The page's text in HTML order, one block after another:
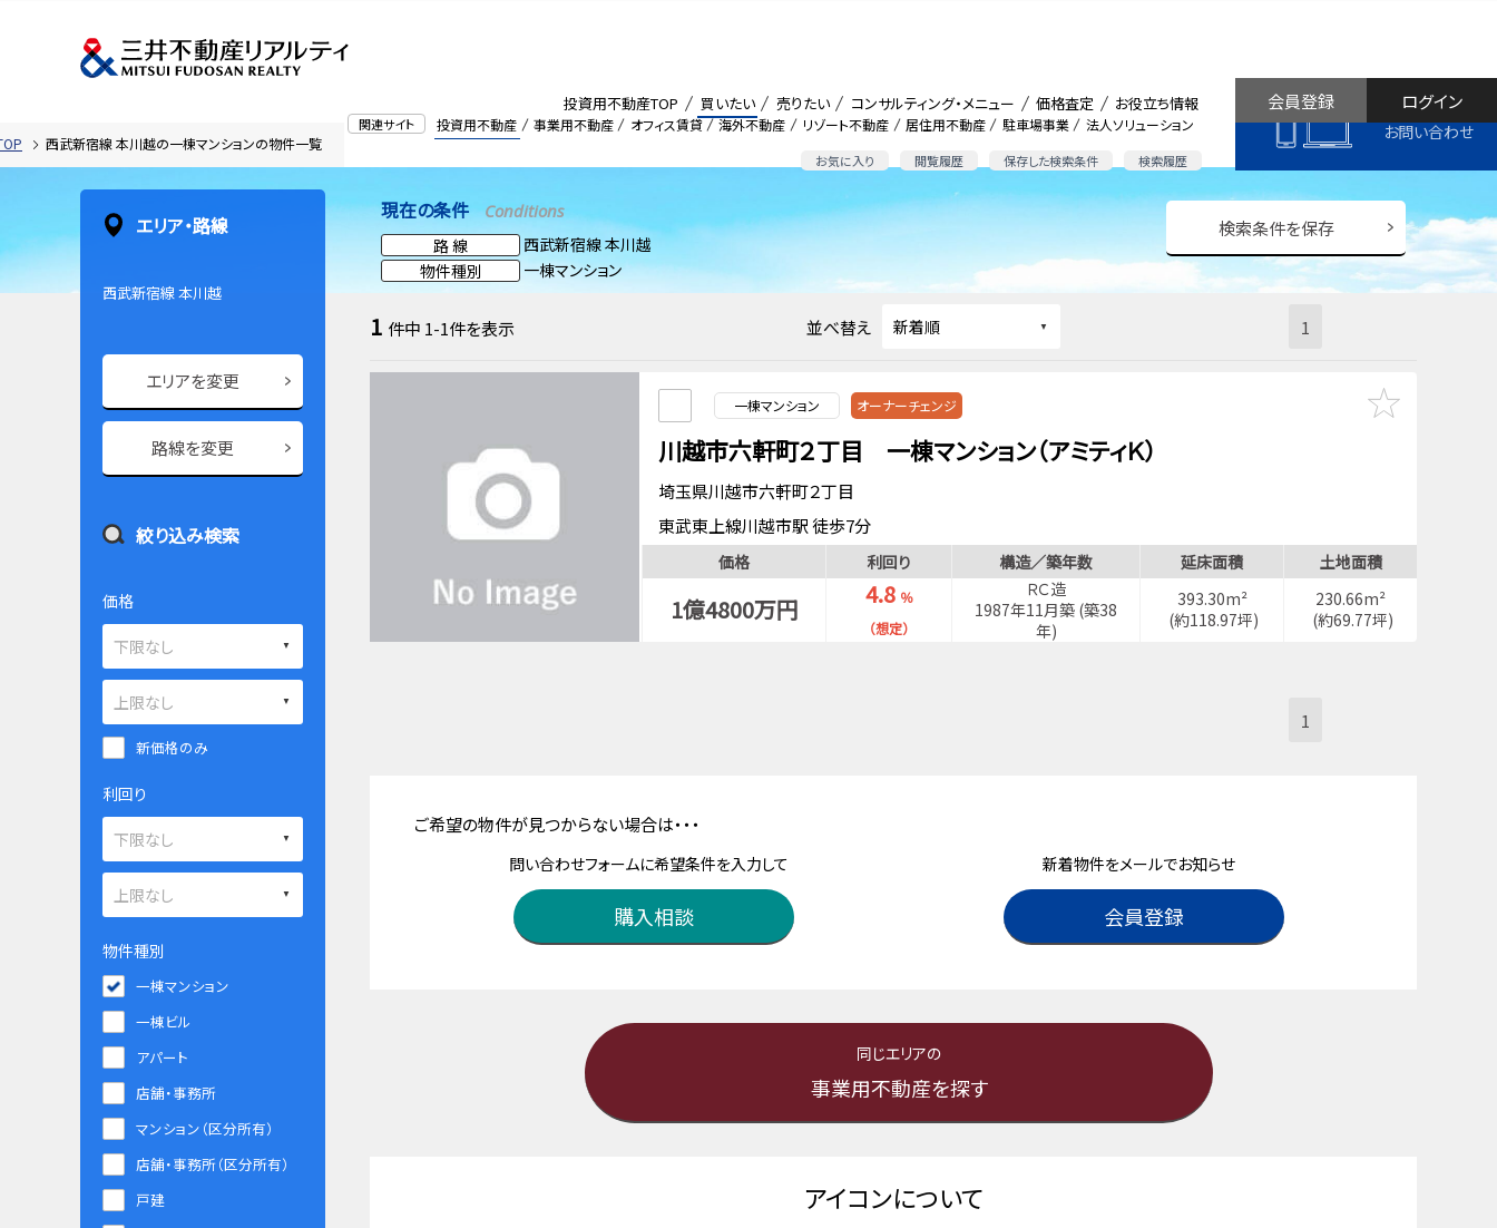
関連サイト 投資用不動産 事業用不動産 オフィス賃貸 海外不動産 リゾート不動産 居住用不動産 駐車場事業 法人ソリューション
お気に入り 閲覧履歴 保存した検索条件 検索履歴
投資用不動産TOP 買いたい 売りたい コンサルティング・メニュー 価格査定 お役立ち情報
お問い合わせ
ログイン
会員登録
西武新宿線 本川越の一棟マンションの物件一覧
現在の条件 Conditions
路 線
西武新宿線 本川越
物件種別
一棟マンション
検索条件を保存
1 件中 1-1件を表示 並べ替え 1
一棟マンション オーナーチェンジ
川越市六軒町２丁目 一棟マンション（アミティＫ）
埼玉県川越市六軒町２丁目
東武東上線川越市駅 徒歩7分
西武新宿線本川越駅 徒歩11分
価格 利回り 構造／築年数 延床面積 土地面積
1億4800万円 4.8 ％
（想定）
ＲＣ造
1987年11月築 (築38
年)
393.30m²
(約118.97坪)
230.66m²
(約69.77坪)
1
ご希望の物件が見つからない場合は・・・
問い合わせフォームに希望条件を入力して
購入相談
新着物件をメールでお知らせ
会員登録
同じエリアの
事業用不動産を探す
アイコンについて
エリア・路線
西武新宿線 本川越
エリアを変更
路線を変更
絞り込み検索
価格
新価格のみ
利回り
物件種別
一棟マンション
一棟ビル
アパート
店舗・事務所
マンション（区分所有）
店舗・事務所（区分所有）
戸建